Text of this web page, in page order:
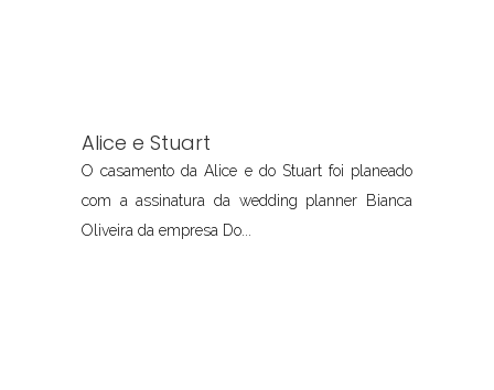
Alice e Stuart
O casamento da Alice e do Stuart foi planeado
com a assinatura da wedding planner Bianca
Oliveira da empresa Do...